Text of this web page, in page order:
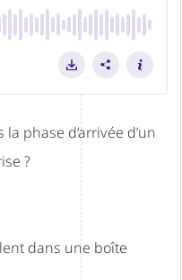
phase d’arrivée d’un
?
dans une boîte